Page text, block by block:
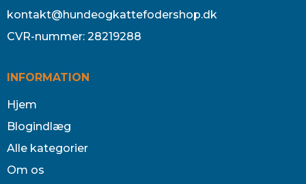
kontakt@hundeogkattefodershop.dk
CVR-nummer: 28219288
INFORMATION
Hjem
Blogindlæg
Alle kategorier
Om os